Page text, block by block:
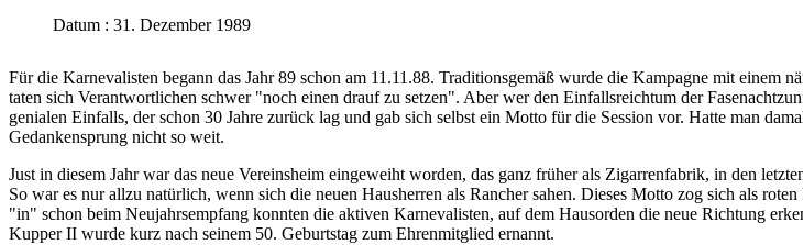
Datum : 31. Dezember 1989
Für die Karnevalisten begann das Jahr 89 schon am 11.11.88. Traditionsgemäß wurde die Kampagne mit einem
taten sich Verantwortlichen schwer "noch einen drauf zu setzen". Aber wer den Einfallsreichtum der
genialen Einfalls, der schon 30 Jahre zurück lag und gab sich selbst ein Motto für die Session vor. Hatte man
Gedankensprung nicht so weit.
Just in diesem Jahr war das neue Vereinsheim eingeweiht worden, das ganz früher als Zigarrenfabrik, in den
So war es nur allzu natürlich, wenn sich die neuen Hausherren als Rancher sahen. Dieses Motto zog sich als
"in" schon beim Neujahrsempfang konnten die aktiven Karnevalisten, auf dem Hausorden die neue Richtung
Kupper II wurde kurz nach seinem 50. Geburtstag zum Ehrenmitglied ernannt.